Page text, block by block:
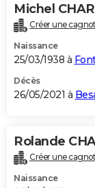
Michel
Créer une
Naissance
25/03/1938 à
Décès
26/05/2021 à
Rolande
Créer une
Naissance